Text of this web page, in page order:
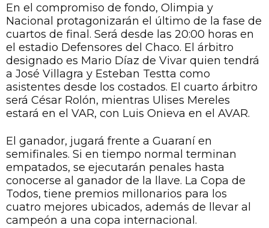
En el compromiso de fondo, Olimpia y
Nacional protagonizarán el último de la fase de
cuartos de final. Será desde las 20:00 horas en
el estadio Defensores del Chaco. El árbitro
designado es Mario Díaz de Vivar quien tendrá
a José Villagra y Esteban Testta como
asistentes desde los costados. El cuarto árbitro
será César Rolón, mientras Ulises Mereles
estará en el VAR, con Luis Onieva en el AVAR.
El ganador, jugará frente a Guaraní en
semifinales. Si en tiempo normal terminan
empatados, se ejecutarán penales hasta
conocerse al ganador de la llave. La Copa de
Todos, tiene premios millonarios para los
cuatro mejores ubicados, además de llevar al
campeón a una copa internacional.